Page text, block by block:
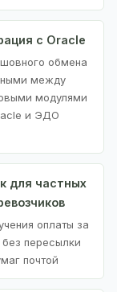
с Oracle
обмена
между
модулями
и ЭДО
для частных
оплаты за
пересылки
почтой